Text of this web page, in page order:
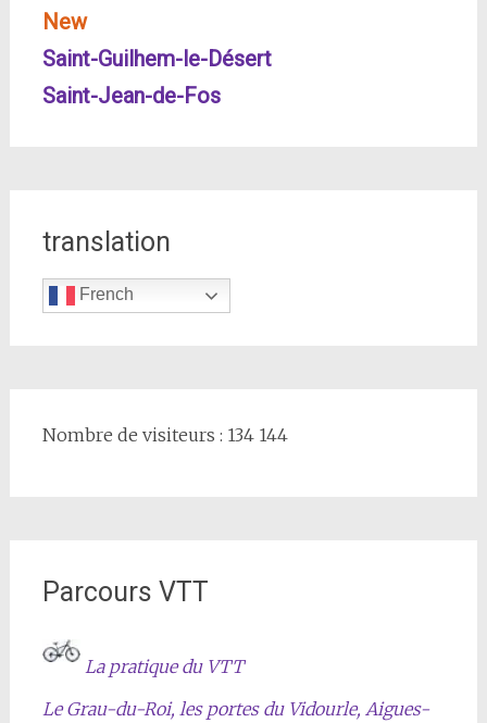
New
Saint-Guilhem-le-Désert
Saint-Jean-de-Fos
translation
French
Nombre de visiteurs : 134 144
Parcours VTT
La pratique du VTT
Le Grau-du-Roi, les portes du Vidourle, Aigues-